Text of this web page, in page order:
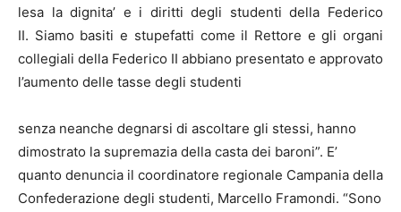
lesa la dignita’ e i diritti degli studenti della Federico
II. Siamo basiti e stupefatti come il Rettore e gli organi
collegiali della Federico II abbiano presentato e approvato
l’aumento delle tasse degli studenti
senza neanche degnarsi di ascoltare gli stessi, hanno
dimostrato la supremazia della casta dei baroni”. E’
quanto denuncia il coordinatore regionale Campania della
Confederazione degli studenti, Marcello Framondi. “Sono